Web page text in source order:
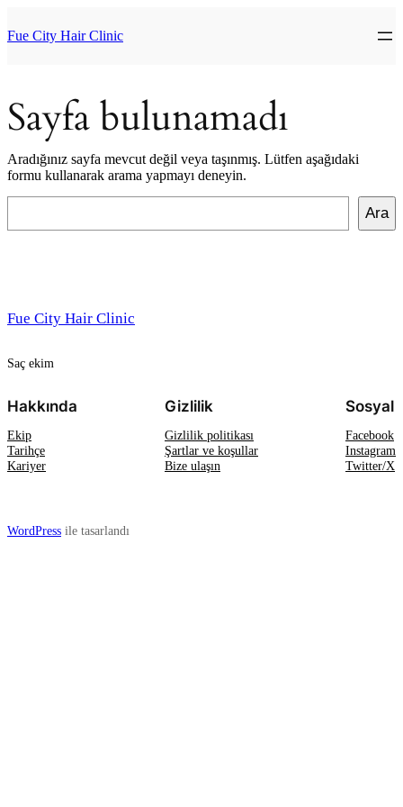
geç
Fue City Hair Clinic
Sayfa bulunamadı
Aradığınız sayfa mevcut değil veya taşınmış. Lütfen aşağıdaki
formu kullanarak arama yapmayı deneyin.
Ara
Fue City Hair Clinic
Saç ekim
Hakkında
Ekip
Tarihçe
Kariyer
Gizlilik
Gizlilik politikası
Şartlar ve koşullar
Bize ulaşın
Sosyal
Facebook
Instagram
Twitter/X
WordPress ile tasarlandı